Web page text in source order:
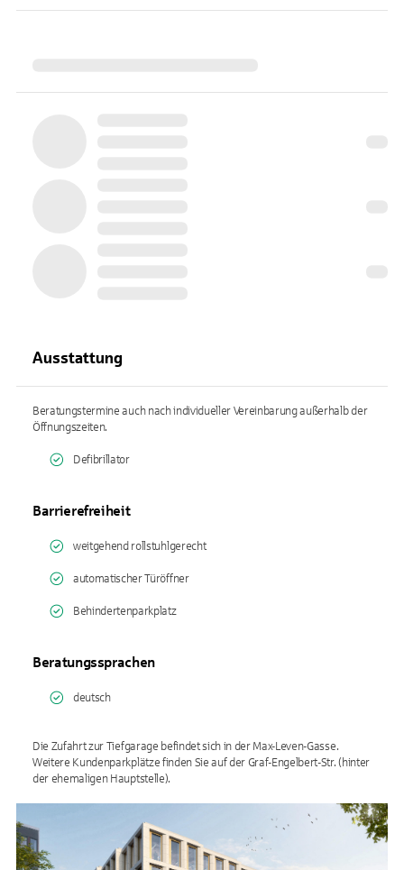
Ausstattung
Beratungstermine auch nach individueller Vereinbarung außerhalb der
Öffnungszeiten.
Defibrillator
Barrierefreiheit
weitgehend rollstuhlgerecht
automatischer Türöffner
Behindertenparkplatz
Beratungssprachen
deutsch
Die Zufahrt zur Tiefgarage befindet sich in der Max-Leven-Gasse.
Weitere Kundenparkplätze finden Sie auf der Graf-Engelbert-Str. (hinter
der ehemaligen Hauptstelle).